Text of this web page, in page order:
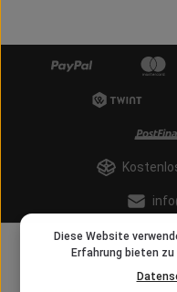
Diese Website
Erfahrung bieten zu